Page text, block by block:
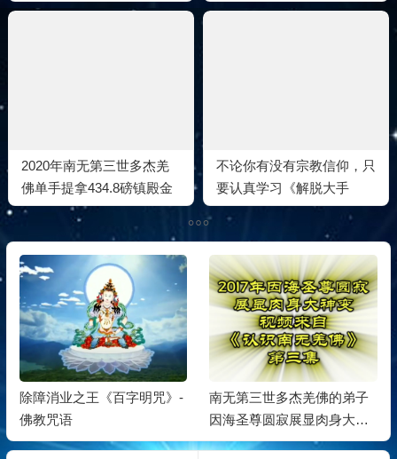
2020年南无第三世多杰羌
佛单手提拿434.8磅镇殿金
刚杵，成为史无前例的世界
不论你有没有宗教信仰，只
要认真学习《解脱大手
印》，都会变成最好的好人
除障消业之王《百字明咒》-
佛教咒语
南无第三世多杰羌佛的弟子
因海圣尊圆寂展显肉身大神
变